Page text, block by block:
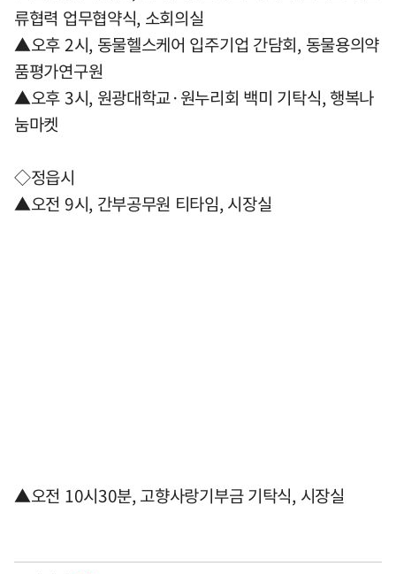
류협력 업무협약식, 소회의실
▲오후 2시, 동물헬스케어 입주기업 간담회, 동물용의약
품평가연구원
▲오후 3시, 원광대학교·원누리회 백미 기탁식, 행복나
눔마켓
◇정읍시
▲오전 9시, 간부공무원 티타임, 시장실
▲오전 10시30분, 고향사랑기부금 기탁식, 시장실